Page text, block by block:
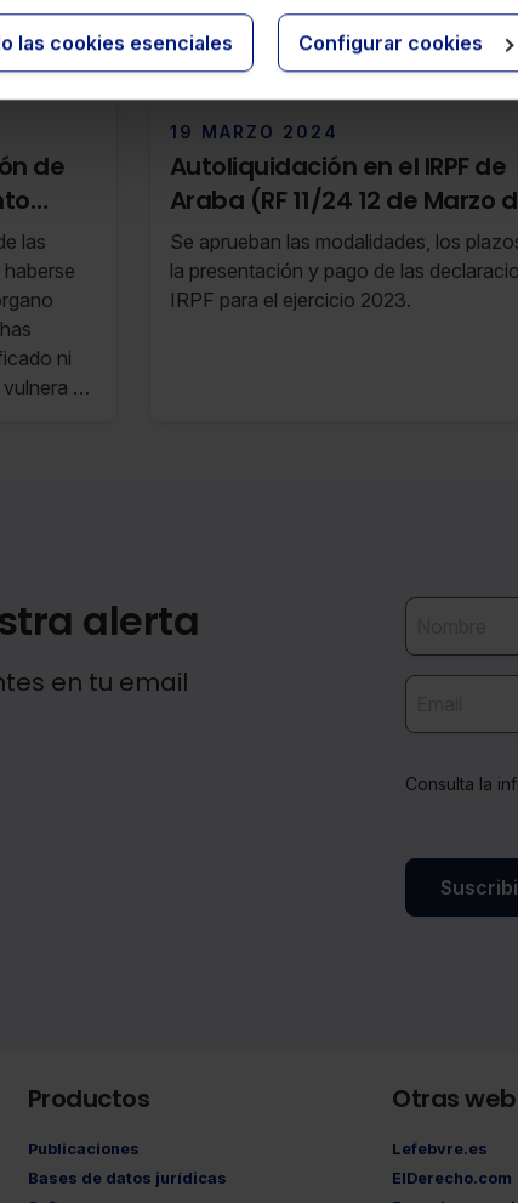
las cookies esenciales Configurar cookies
de
las
ni
el
19 MARZO 2024
Autoliquidación en el IRPF de
Araba (RF 11/24 12 de Marzo
2024 al 18 de Marzo de 2024)
Se aprueban las modalidades, los
la presentación y pago de las
IRPF para el ejercicio 2023.
alerta
en tu email
Consulta la
Productos
Publicaciones
Bases de datos jurídicas
Otras
Lefebvre.es
ElDerecho.com